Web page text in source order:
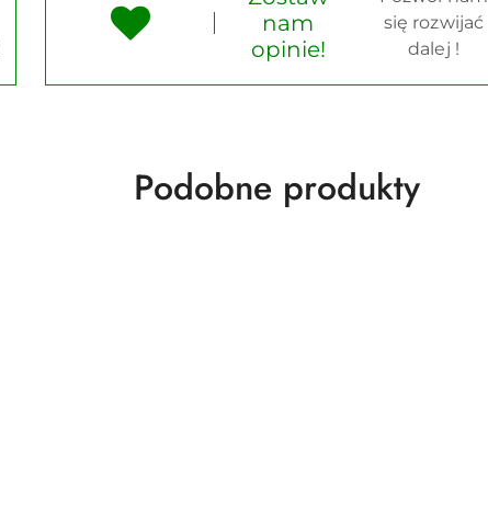
nam
opinie!
się rozwijać
dalej !
Produkty
Podobne produkty